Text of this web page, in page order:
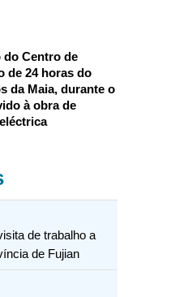
do Centro de
de 24 horas do
da Maia, durante o
à obra de
de trabalho a
de Fujian